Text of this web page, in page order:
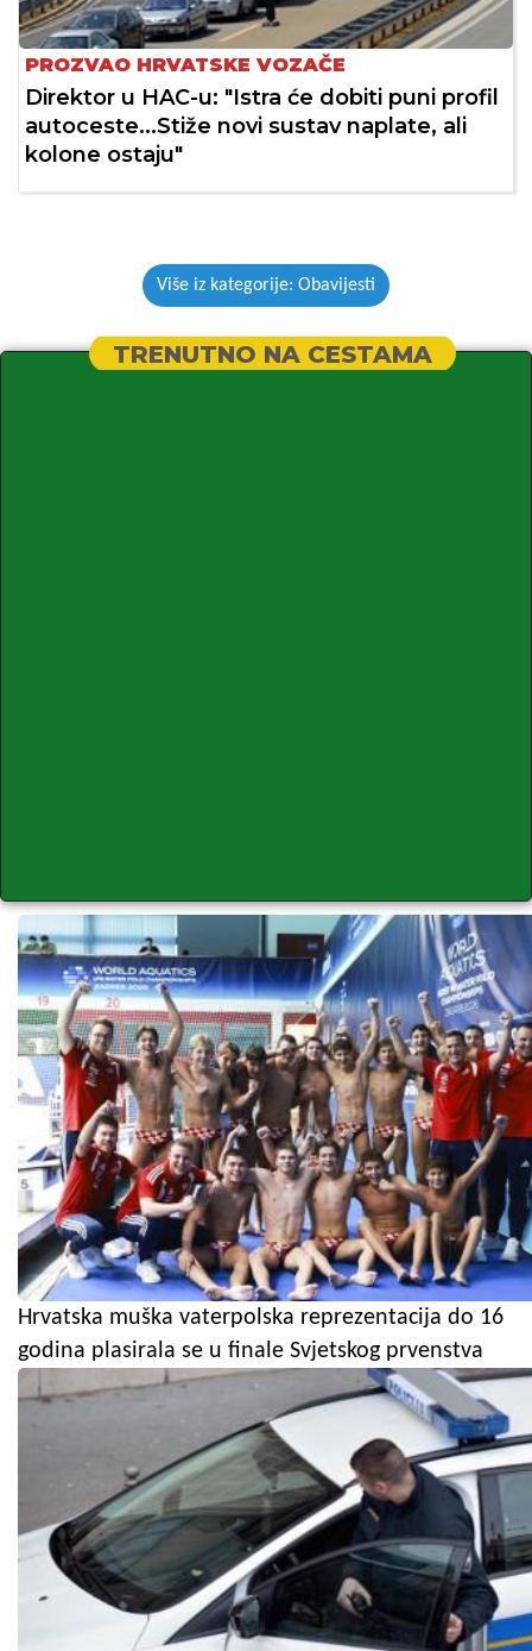
PROZVAO HRVATSKE VOZAČE
Direktor u HAC-u: "Istra će dobiti puni profil
autoceste...Stiže novi sustav naplate, ali
kolone ostaju"
Više iz kategorije: Obavijesti
TRENUTNO NA CESTAMA
Hrvatska muška vaterpolska reprezentacija do 16
godina plasirala se u finale Svjetskog prvenstva